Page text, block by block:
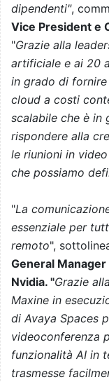
dipendenti",
Vice President e
"Grazie alla
artificiale e ai 20
in grado di
cloud a costi
scalabile che è in
rispondere alla
le riunioni in
che possiamo
"La
essenziale per
remoto",
General
Nvidia. "Grazie
Maxine in
di Avaya Spaces
videoconferenza
funzionalità AI in
trasmesse